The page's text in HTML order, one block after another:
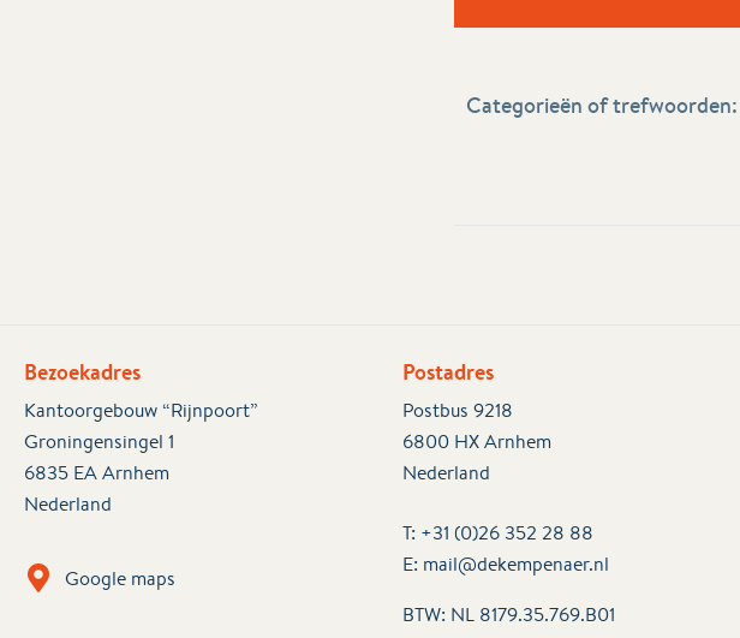
Categorieën of trefwoorden:
Bezoekadres
Kantoorgebouw “Rijnpoort”
Groningensingel 1
6835 EA Arnhem
Nederland
Google maps
Postadres
Postbus 9218
6800 HX Arnhem
Nederland
T: +31 (0)26 352 28 88
E: mail@dekempenaer.nl
BTW: NL 8179.35.769.B01